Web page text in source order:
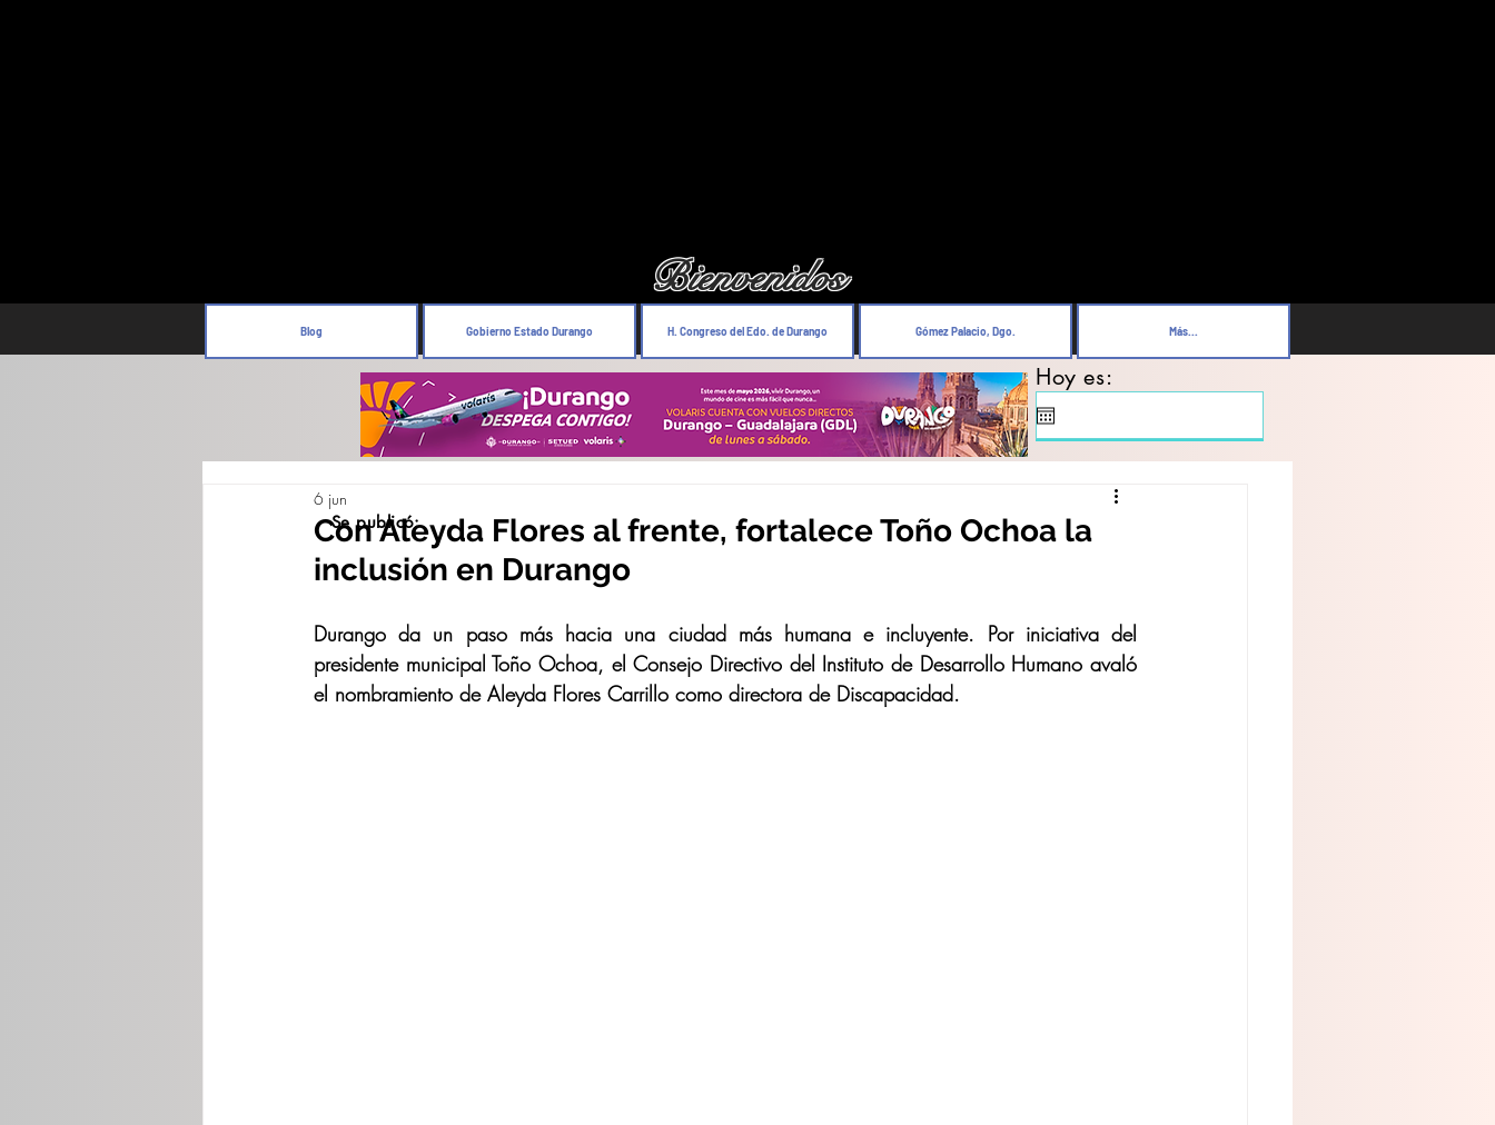
Bienvenidos
Blog Gobierno Estado Durango H. Congreso del Edo. de Durango Gómez Palacio, Dgo. Más...
Hoy es:
Con Aleyda Flores al frente, fortalece Toño Ochoa la
inclusión en Durango
6 jun
Durango da un paso más hacia una ciudad más humana e incluyente. Por iniciativa del
presidente municipal Toño Ochoa, el Consejo Directivo del Instituto de Desarrollo Humano avaló
el nombramiento de Aleyda Flores Carrillo como directora de Discapacidad.
Se publicó: